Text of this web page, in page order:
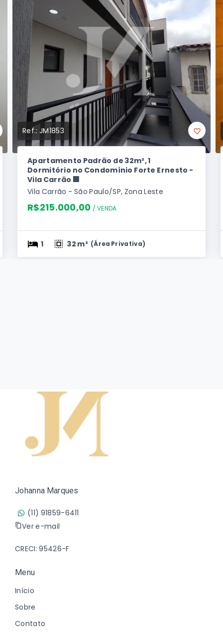
Ref.:JM1853
Apartamento Padrão de 32m², 1
Dormitório no Condomínio Forte Ernesto -
Vila Carrão 🏢
Vila Carrão - São Paulo/SP, Zona Leste
R$215.000,00 / VENDA
1 32 m² (Área Privativa)
Johanna Marques
(11) 91859-6411
Ver e-mail
CRECI: 95426-F
Menu
Início
Sobre
Contato